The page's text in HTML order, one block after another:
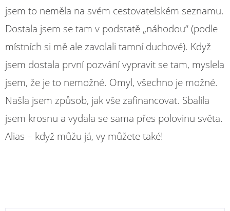
jsem to neměla na svém cestovatelském seznamu.
Dostala jsem se tam v podstatě „náhodou“ (podle
místních si mě ale zavolali tamní duchové). Když
jsem dostala první pozvání vypravit se tam, myslela
jsem, že je to nemožné. Omyl, všechno je možné.
Našla jsem způsob, jak vše zafinancovat. Sbalila
jsem krosnu a vydala se sama přes polovinu světa.
Alias – když můžu já, vy můžete také!